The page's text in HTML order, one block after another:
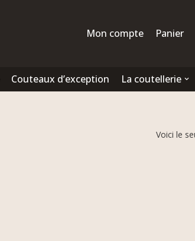
Mon compte Panier
Couteaux d’exception La coutellerie
Voici le